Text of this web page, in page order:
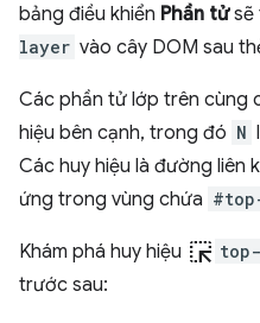
bảng điều khiển Phần tửsẽ
layer vào cây DOM sau
Các phần tử lớp trên cùng
hiệu bên cạnh, trong đó N
Các huy hiệu là đường liên
ứng trong vùng chứa
Khám phá huy hiệu ink_selection
trước sau: